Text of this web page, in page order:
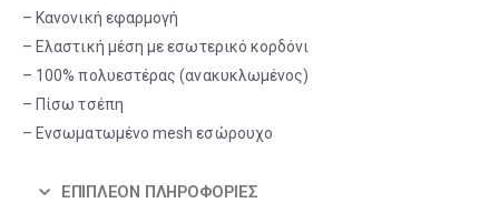
– Κανονική εφαρμογή
– Ελαστική μέση με εσωτερικό κορδόνι
– 100% πολυεστέρας (ανακυκλωμένος)
– Πίσω τσέπη
– Ενσωματωμένο mesh εσώρουχο
ΕΠΙΠΛΈΟΝ ΠΛΗΡΟΦΟΡΊΕΣ